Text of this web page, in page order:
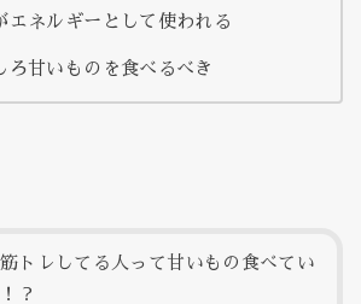
ネルギーとして使われる
甘いものを食べるべき
トレしてる人って甘いもの食べてい
？